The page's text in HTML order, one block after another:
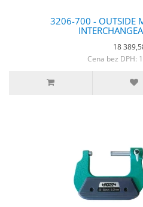
3206-700 - OUTSIDE
18
Cena bez DPH: